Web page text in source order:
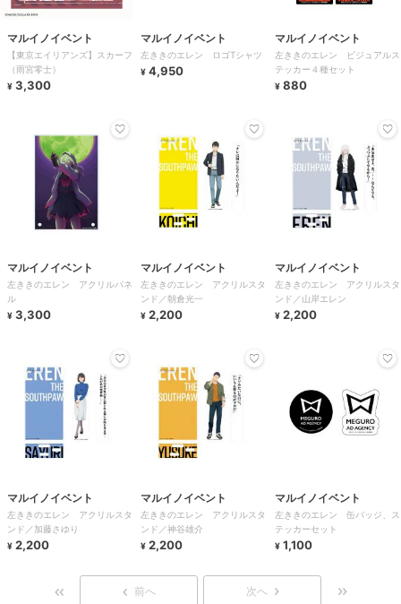
マルイノイベント
【東京エイリアンズ】スカーフ
（雨宮零士）
¥ 3,300
マルイノイベント
左ききのエレン ロゴTシャツ
¥ 4,950
マルイノイベント
左ききのエレン ビジュアルス
テッカー４種セット
¥ 880
マルイノイベント
左ききのエレン アクリルパネ
ル
¥ 3,300
マルイノイベント
左ききのエレン アクリルスタ
ンド／朝倉光一
¥ 2,200
マルイノイベント
左ききのエレン アクリルスタ
ンド／山岸エレン
¥ 2,200
マルイノイベント
左ききのエレン アクリルスタ
ンド／加藤さゆり
¥ 2,200
マルイノイベント
左ききのエレン アクリルスタ
ンド／神谷雄介
¥ 2,200
マルイノイベント
左ききのエレン 缶バッジ、ス
テッカーセット
¥ 1,100
前へ 次へ